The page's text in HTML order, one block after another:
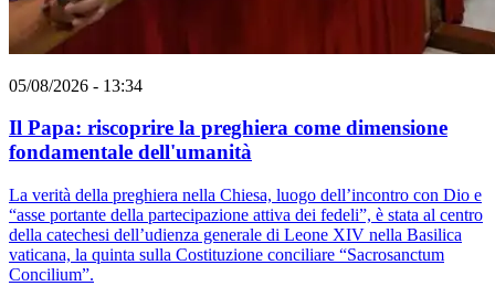
05/08/2026 - 13:34
Il Papa: riscoprire la preghiera come dimensione
fondamentale dell'umanità
La verità della preghiera nella Chiesa, luogo dell’incontro con Dio e
“asse portante della partecipazione attiva dei fedeli”, è stata al centro
della catechesi dell’udienza generale di Leone XIV nella Basilica
vaticana, la quinta sulla Costituzione conciliare “Sacrosanctum
Concilium”.